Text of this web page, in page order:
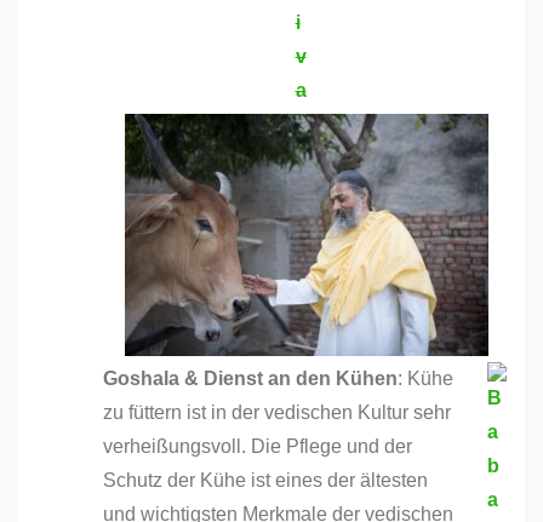
Goshala & Dienst an den Kühen: Kühe
zu füttern ist in der vedischen Kultur sehr
verheißungsvoll. Die Pflege und der
Schutz der Kühe ist eines der ältesten
und wichtigsten Merkmale der vedischen